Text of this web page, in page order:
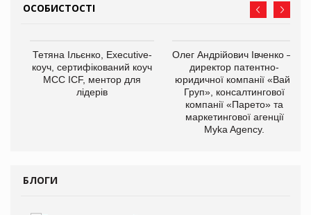
ОСОБИСТОСТІ
Тетяна Ільєнко, Executive-
коуч, сертифікований коуч
МСС ICF, ментор для
лідерів
Олег Андрійович Івченко —
директор патентно-
юридичної компанії «Вайз
Груп», консалтингової
компанії «Парето» та
маркетингової агенції
Myka Agency.
БЛОГИ